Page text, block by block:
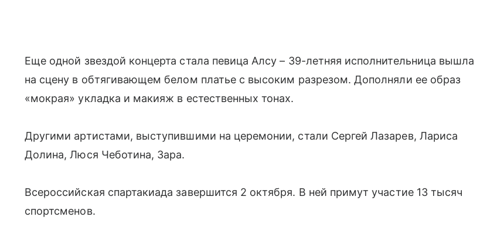
Еще одной звездой концерта стала певица Алсу – 39-летняя исполнительница вышла
на сцену в обтягивающем белом платье с высоким разрезом. Дополняли ее образ
«мокрая» укладка и макияж в естественных тонах.
Другими артистами, выступившими на церемонии, стали Сергей Лазарев, Лариса
Долина, Люся Чеботина, Зара.
Всероссийская спартакиада завершится 2 октября. В ней примут участие 13 тысяч
спортсменов.